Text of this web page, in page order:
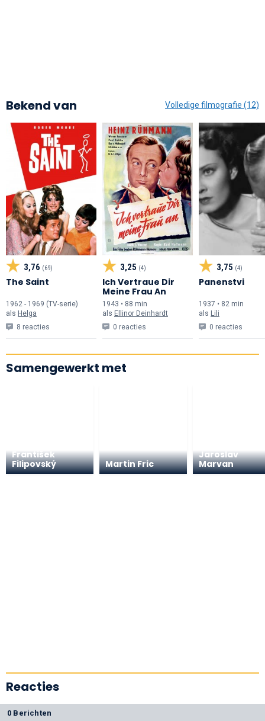
Bekend van Volledige filmografie (12)
3,76 (69)
The Saint
1962 - 1969 (TV-serie)
als Helga
8 reacties
3,25 (4)
Ich Vertraue Dir
Meine Frau An
1943 • 88 min
als Ellinor Deinhardt
0 reacties
3,75 (4)
Panenstvi
1937 • 82 min
als Lili
0 reacties
Samengewerkt met
František
Filipovský
Martin Fric
Jaroslav
Marvan
Reacties
0 Berichten